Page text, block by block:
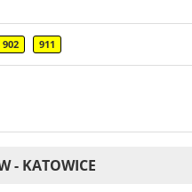
902 911
- KATOWICE